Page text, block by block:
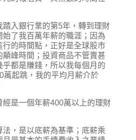
踏入銀行業的第5年，轉到理財
始了我百萬年薪的職涯；因為
行的時間點，正好是全球股市
顛峰時間；投資商品不管賣甚
乎都是賺錢，所以我每個月的
萬起跳，我的平均月薪介於
經是一個年薪400萬以上的理財
法，是以底薪為基準；底薪乘